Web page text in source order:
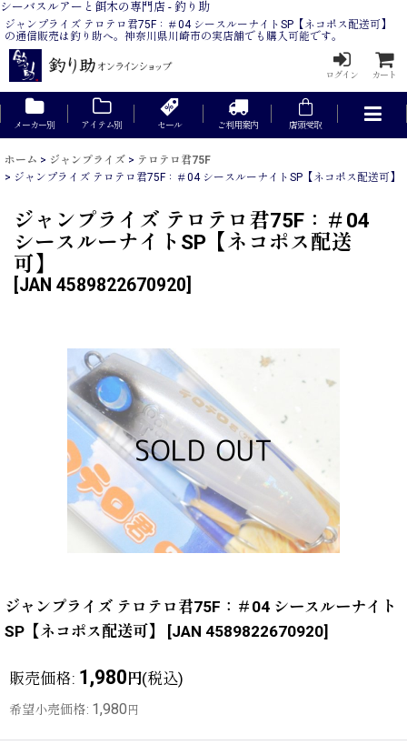
シーバスルアーと餌木の専門店 - 釣り助
ジャンプライズ テロテロ君75F：＃04 シースルーナイトSP【ネコポス配送可】
の通信販売は釣り助へ。神奈川県川崎市の実店舗でも購入可能です。
ログイン カート
メーカー別 アイテム別 セール ご利用案内 店頭受取
ホーム > ジャンプライズ > テロテロ君75F
> ジャンプライズ テロテロ君75F：＃04 シースルーナイトSP【ネコポス配送可】
ジャンプライズ テロテロ君75F：＃04
シースルーナイトSP【ネコポス配送
可】
JAN 4589822670920
ジャンプライズ テロテロ君75F：＃04 シースルーナイト
SP【ネコポス配送可】
[JAN 4589822670920]
販売価格: 1,980円(税込)
希望小売価格: 1,980 円